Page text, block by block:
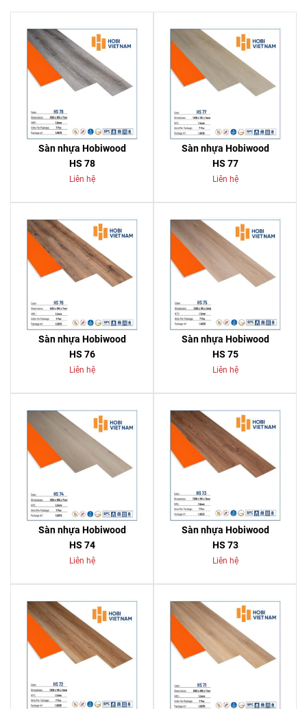
Sàn nhựa Hobiwood
HS 78
Liên hệ
Sàn nhựa Hobiwood
HS 77
Liên hệ
Sàn nhựa Hobiwood
HS 76
Liên hệ
Sàn nhựa Hobiwood
HS 75
Liên hệ
Sàn nhựa Hobiwood
HS 74
Liên hệ
Sàn nhựa Hobiwood
HS 73
Liên hệ